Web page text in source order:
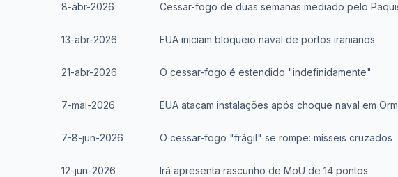
8-abr-2026 Cessar-fogo de duas semanas mediado pelo
13-abr-2026 EUA iniciam bloqueio naval de portos iranianos
21-abr-2026 O cessar-fogo é estendido "indefinidamente"
7-mai-2026 EUA atacam instalações após choque naval em
7-8-jun-2026 O cessar-fogo "frágil" se rompe: mísseis cruzados
12-jun-2026 Irã apresenta rascunho de MoU de 14 pontos